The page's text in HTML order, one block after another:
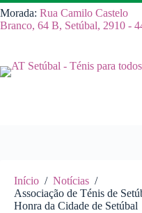
Pular
para
o
Morada: Rua Camilo Castelo
Branco, 64 B, Setúbal, 2910 -
Início / Notícias /
Associação de Ténis de
Honra da Cidade de Setúbal